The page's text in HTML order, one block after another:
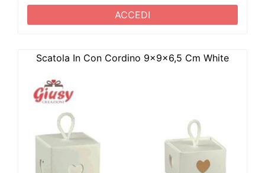
ACCEDI
Scatola In Con Cordino 9x9x6,5 Cm White